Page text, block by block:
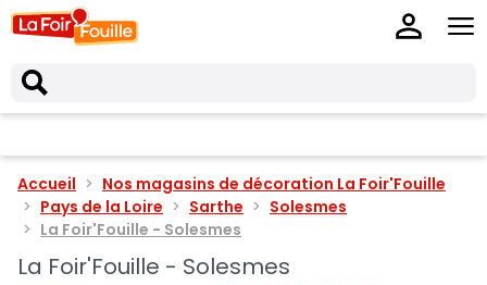
Accueil
Nos magasins de décoration La Foir'Fouille
Pays de la Loire
Sarthe
Solesmes
La Foir'Fouille - Solesmes
La Foir'Fouille - Solesmes